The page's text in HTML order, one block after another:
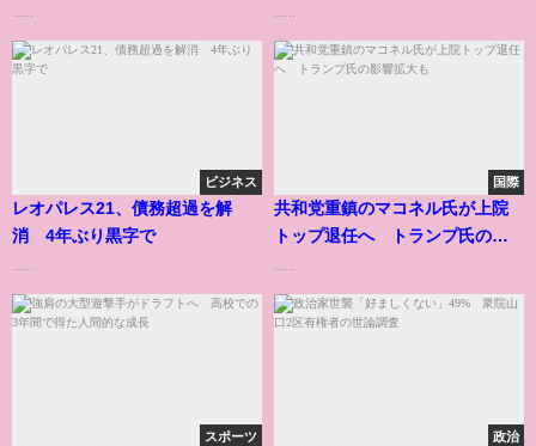
ビジネス
レオパレス21、債務超過を解
消 4年ぶり黒字で
......
国際
共和党重鎮のマコネル氏が上院
トップ退任へ トランプ氏の影
......
スポーツ 政治